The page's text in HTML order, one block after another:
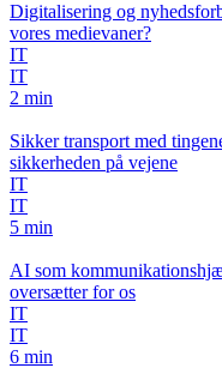
Digitalisering og
vores medievaner?
IT
IT
2 min
Sikker transport med
sikkerheden på vejene
IT
IT
5 min
AI som
oversætter for os
IT
IT
6 min